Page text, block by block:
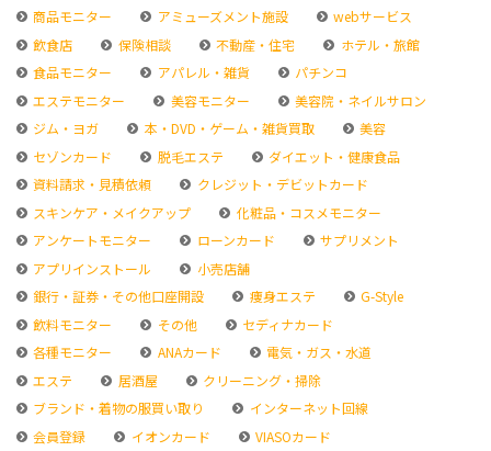
商品モニター アミューズメント施設
webサービス
飲食店
保険相談 不動産・住宅
ホテル・旅館
食品モニター
アパレル・雑貨
パチンコ
エステモニター
美容モニター
美容院・ネイルサロン
ジム・ヨガ
本・DVD・ゲーム・雑貨買取
美容
セゾンカード
脱毛エステ
ダイエット・健康食品
資料請求・見積依頼
クレジット・デビットカード
スキンケア・メイクアップ
化粧品・コスメモニター
アンケートモニター
ローンカード
サプリメント
アプリインストール
小売店舗
銀行・証券・その他口座開設
痩身エステ
G-Style
飲料モニター
その他
セディナカード
各種モニター
ANAカード
電気・ガス・水道
エステ
居酒屋
クリーニング・掃除
ブランド・着物の服買い取り
インターネット回線
会員登録
イオンカード
VIASOカード